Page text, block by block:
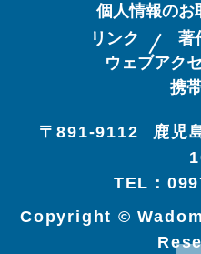
個人情報のお
リンク
著
ウェブアク
携
〒891-9112
鹿児
TEL：
Copyright ©